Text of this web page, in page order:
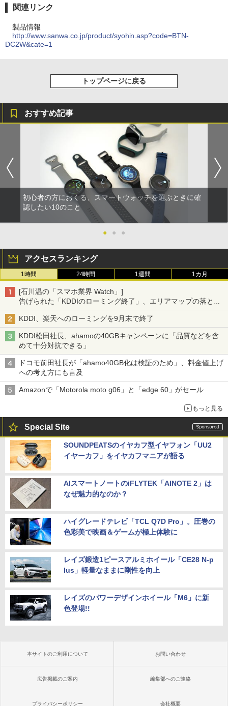
関連リンク
製品情報
http://www.sanwa.co.jp/product/syohin.asp?code=BTN-
DC2W&cate=1
トップページに戻る
おすすめ記事
初心者の方におくる、スマートウォッチを選ぶときに確
認したい10のこと
● ● ●
アクセスランキング
1時間 24時間 1週間 1カ月
[石川温の「スマホ業界 Watch」]
告げられた「KDDIのローミング終了」、エリアマップの落とし
穴と楽天モバイルの課題
KDDI、楽天へのローミングを9月末で終了
KDDI松田社長、ahamoの40GBキャンペーンに「品質などを含
めて十分対抗できる」
ドコモ前田社長が「ahamo40GB化は検証のため」、料金値上げ
への考え方にも言及
Amazonで「Motorola moto g06」と「edge 60」がセール
もっと見る
Special Site
SOUNDPEATSのイヤカフ型イヤフォン「UU2
イヤーカフ」をイヤカフマニアが語る
AIスマートノートのiFLYTEK「AINOTE 2」は
なぜ魅力的なのか？
ハイグレードテレビ「TCL Q7D Pro」。圧巻の
色彩美で映画＆ゲームが極上体験に
レイズ鍛造1ピースアルミホイール「CE28 N-p
lus」軽量なままに剛性を向上
レイズのパワーデザインホイール「M6」に新
色登場!!
本サイトのご利用について お問い合わせ
広告掲載のご案内 編集部へのご連絡
プライバシーポリシー 会社概要